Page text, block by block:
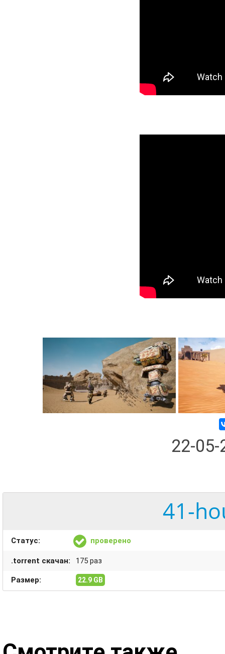
22-
41-
Статус: проверено
.torrent скачан: 175 раз
Размер: 22.9 GB